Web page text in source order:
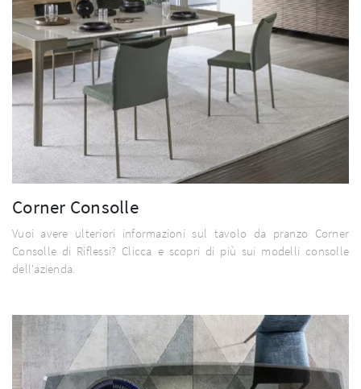
Corner Consolle
Vuoi avere ulteriori informazioni sul tavolo da pranzo Corner
Consolle di Riflessi? Clicca e scopri di più sui modelli consolle
dell'azienda.